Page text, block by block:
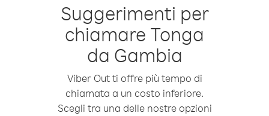
Suggerimenti per
chiamare Tonga
da Gambia
Viber Out ti offre più tempo di
chiamata a un costo inferiore.
Scegli tra una delle nostre opzioni